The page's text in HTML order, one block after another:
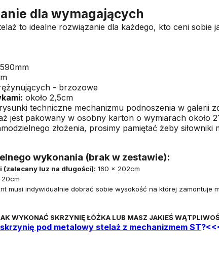
dla wymagających
to idealne rozwiązanie dla każdego, kto ceni
- brzozowe
około 2,5cm
rysunki techniczne mechanizmu podnoszenia w galerii
jest pakowany w osobny karton o wymiarach około
złożenia, prosimy pamiętać żeby siłowniki
wykonania (brak w zestawie):
luz na długości): 160 x 202cm
20cm
musi indywidualnie dobrać sobie wysokość na której
WYKONAĆ SKRZYNIĘ ŁÓŻKA LUB MASZ JAKIEŚ
pod metalowy stelaż z mechanizmem ST